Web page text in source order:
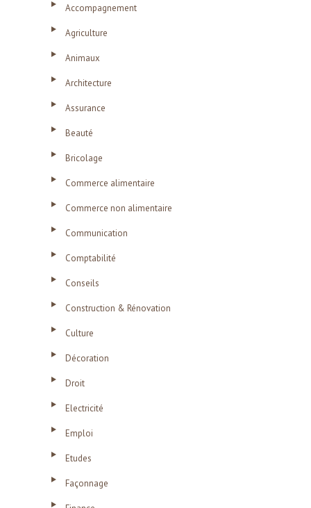
Accompagnement
Agriculture
Animaux
Architecture
Assurance
Beauté
Bricolage
Commerce alimentaire
Commerce non alimentaire
Communication
Comptabilité
Conseils
Construction & Rénovation
Culture
Décoration
Droit
Electricité
Emploi
Etudes
Façonnage